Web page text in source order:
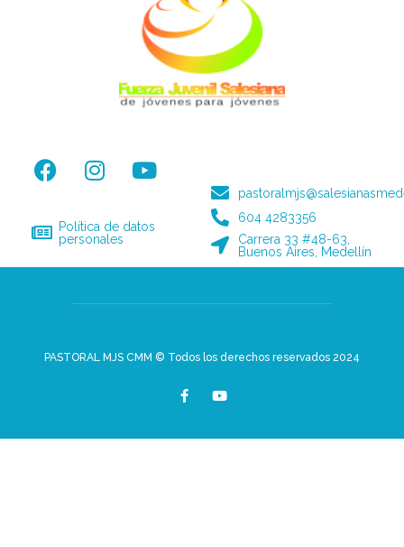
Política de datos
personales
604 4283356
Carrera 33 #48-63,
Buenos Aires, Medellín
PASTORAL MJS CMM © Todos los derechos reservados 2024